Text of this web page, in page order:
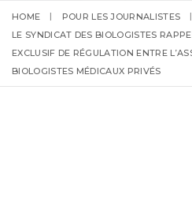
HOME
POUR LES JOURNALISTES
LE SYNDICAT DES BIOLOGISTES
EXCLUSIF DE RÉGULATION ENTRE
BIOLOGISTES MÉDICAUX PRIVÉS